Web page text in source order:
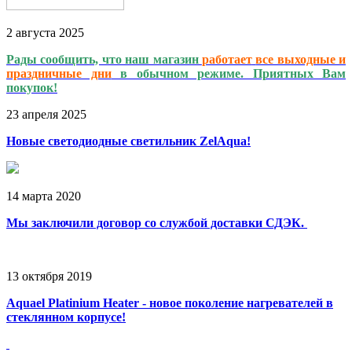
2 августа 2025
Рады сообщить, что наш магазин работает все выходные и
праздничные днив обычном режиме. Приятных Вам
покупок!
23 апреля 2025
Новые светодиодные светильник ZelAqua!
14 марта 2020
Мы заключили договор со службой доставки СДЭК.
13 октября 2019
Aquael Platinium Heater - новое поколение нагревателей в
стеклянном корпусе!